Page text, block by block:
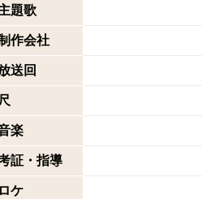
題歌
作会社
送回
尺
楽
証・指導
ロケ